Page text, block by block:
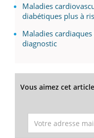
Maladies
diabétiques plus à
Maladies
diagnostic
Vous aimez cet